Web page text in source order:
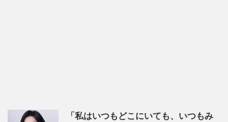
「私はいつもどこにいても、いつもみ